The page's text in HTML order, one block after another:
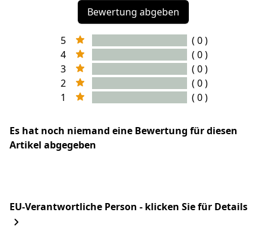
Bewertung abgeben
5
( 0 )
4
( 0 )
3
( 0 )
2
( 0 )
1
( 0 )
Es hat noch niemand eine Bewertung für diesen
Artikel abgegeben
EU-Verantwortliche Person - klicken Sie für Details